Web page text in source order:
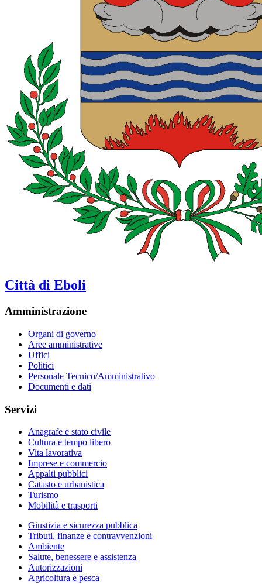
Città di Eboli
Amministrazione
Organi di governo
Aree amministrative
Uffici
Politici
Personale Tecnico/Amministrativo
Documenti e dati
Servizi
Anagrafe e stato civile
Cultura e tempo libero
Vita lavorativa
Imprese e commercio
Appalti pubblici
Catasto e urbanistica
Turismo
Mobilità e trasporti
Giustizia e sicurezza pubblica
Tributi, finanze e contravvenzioni
Ambiente
Salute, benessere e assistenza
Autorizzazioni
Agricoltura e pesca